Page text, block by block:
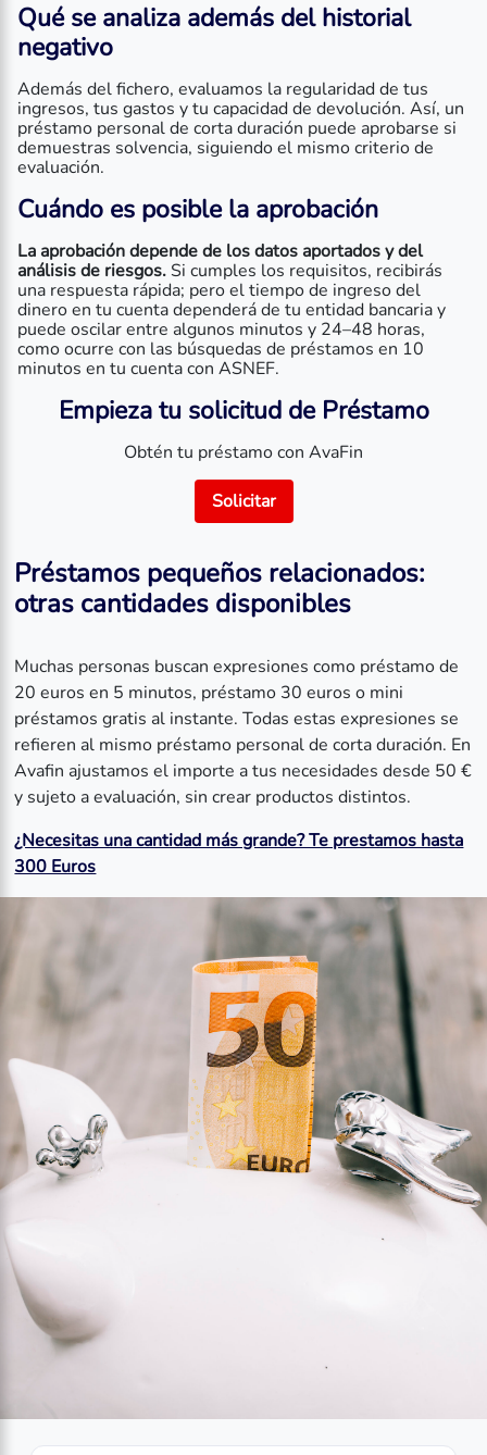
Qué se analiza además del historial
negativo
Además del fichero, evaluamos la regularidad de tus
ingresos, tus gastos y tu capacidad de devolución. Así, un
préstamo personal de corta duración puede aprobarse si
demuestras solvencia, siguiendo el mismo criterio de
evaluación.
Cuándo es posible la aprobación
La aprobación depende de los datos aportados y del
análisis de riesgos.Si cumples los requisitos, recibirás
una respuesta rápida; pero el tiempo de ingreso del
dinero en tu cuenta dependerá de tu entidad bancaria y
puede oscilar entre algunos minutos y 24–48 horas,
como ocurre con las búsquedas de préstamos en 10
minutos en tu cuenta con ASNEF.
Empieza tu solicitud de Préstamo
Obtén tu préstamo con AvaFin
Solicitar
Préstamos pequeños relacionados:
otras cantidades disponibles
Muchas personas buscan expresiones como préstamo de
20 euros en 5 minutos, préstamo 30 euros o mini
préstamos gratis al instante. Todas estas expresiones se
refieren al mismo préstamo personal de corta duración. En
Avafin ajustamos el importe a tus necesidades desde 50 €
y sujeto a evaluación, sin crear productos distintos.
¿Necesitas una cantidad más grande? Te prestamos hasta
300 Euros